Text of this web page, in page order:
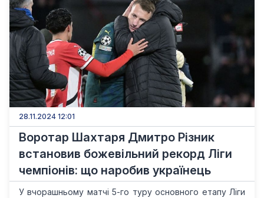
28.11.2024 12:01
Воротар Шахтаря Дмитро Різник
встановив божевільний рекорд Ліги
чемпіонів: що наробив українець
У вчорашньому матчі 5-го туру основного етапу Ліги